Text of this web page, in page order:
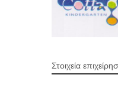
Στοιχεία